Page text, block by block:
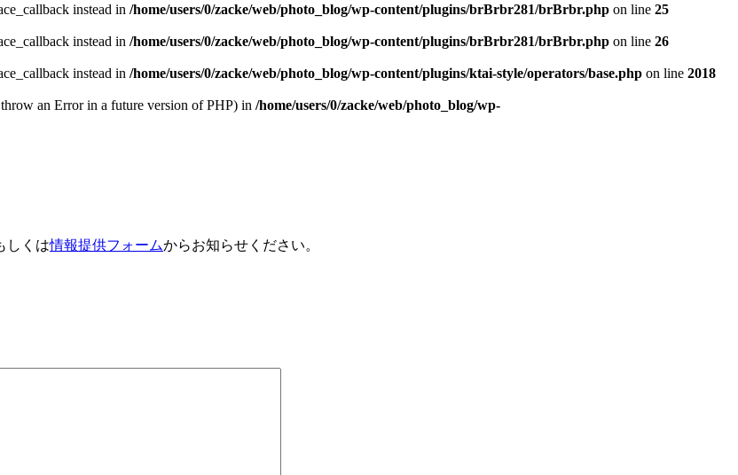
instead in /home/users/0/zacke/web/photo_blog/wp-content/plugins/brBrbr281/brBrbr.php on line 25
instead in /home/users/0/zacke/web/photo_blog/wp-content/plugins/brBrbr281/brBrbr.php on line 26
instead in /home/users/0/zacke/web/photo_blog/wp-content/plugins/ktai-style/operators/base.php on line 2018
an Error in a future version of PHP) in /home/users/0/zacke/web/photo_blog/wp-
しくは情報提供フォームからお知らせください。